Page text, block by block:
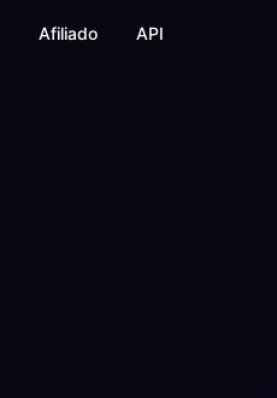
Afiliado API